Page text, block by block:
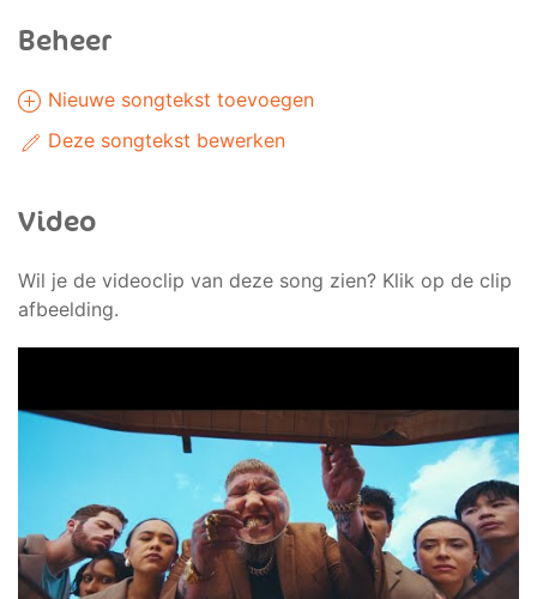
Beheer
Nieuwe songtekst toevoegen
Deze songtekst bewerken
Video
Wil je de videoclip van deze song zien? Klik op de clip
afbeelding.